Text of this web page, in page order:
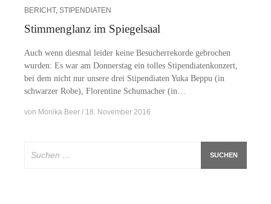
BERICHT, STIPENDIATEN
Stimmenglanz im Spiegelsaal
Auch wenn dies­mal lei­der kei­ne Be­su­cher­re­kor­de ge­bro­chen
wur­den: Es war am Don­ners­tag ein tol­les Sti­pen­dia­ten­kon­zert,
bei dem nicht nur un­se­re drei Sti­pen­dia­ten Yuka Beppu (in
schwar­zer Robe), Flo­ren­ti­ne Schu­ma­cher (in…
von Monika Beer 18. November 2016
nach: